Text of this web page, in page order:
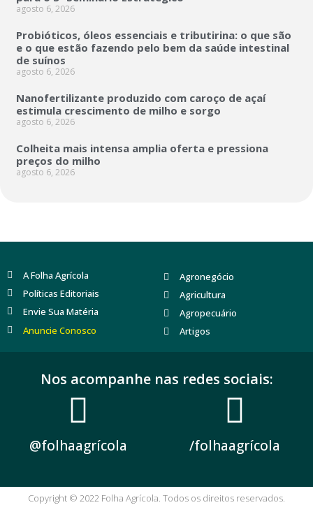
agosto 6, 2026
Probióticos, óleos essenciais e tributirina: o que são
e o que estão fazendo pelo bem da saúde intestinal
de suínos
agosto 6, 2026
Nanofertilizante produzido com caroço de açaí
estimula crescimento de milho e sorgo
agosto 6, 2026
Colheita mais intensa amplia oferta e pressiona
preços do milho
agosto 6, 2026
A Folha Agrícola
Políticas Editoriais
Envie Sua Matéria
Anuncie Conosco
Agronegócio
Agricultura
Agropecuário
Artigos
Nos acompanhe nas redes sociais:
@folhaagrícola /folhaagrícola
Copyright © 2022 Folha Agrícola. Todos os direitos reservados.